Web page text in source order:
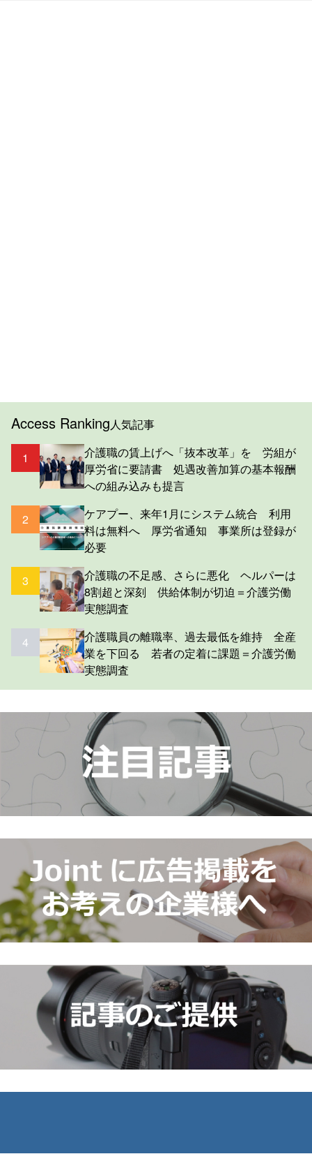
Access Ranking人気記事
1
介護職の賃上げへ「抜本改革」を 労組が
厚労省に要請書 処遇改善加算の基本報酬
への組み込みも提言
2
ケアプー、来年1月にシステム統合 利用
料は無料へ 厚労省通知 事業所は登録が
必要
3
介護職の不足感、さらに悪化 ヘルパーは
8割超と深刻 供給体制が切迫＝介護労働
実態調査
4
介護職員の離職率、過去最低を維持 全産
業を下回る 若者の定着に課題＝介護労働
実態調査